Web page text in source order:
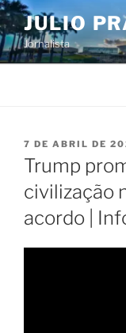
Pular
para
o
conteúdo
JULIO
Jornalista
PUBLICADO
EM
7 DE ABRIL DE
Trump
civilização
acordo |